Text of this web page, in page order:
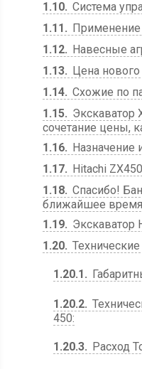
1.10 Система
1.11
1.12
Навесные
1.13
Цена
1.14 Схожие по
1.15
Экскаватор
сочетание цены,
1.16
Назначение
1.17
Hitachi ZX450
1.18 Спасибо!
ближайшее
1.19
Экскаватор
1.20 Технические
1.20.1
1.20.2
450:
1.20.3 Расход